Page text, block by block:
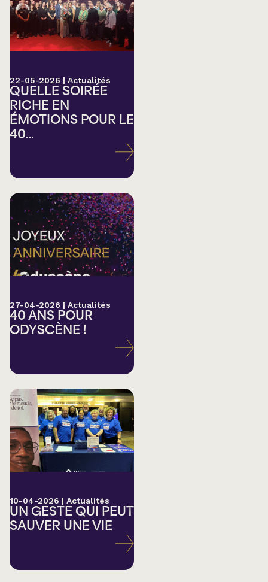
22-05-2026 | Actualités
QUELLE SOIRÉE
RICHE EN
ÉMOTIONS POUR LE
40...
27-04-2026 | Actualités
40 ANS POUR
ODYSCÈNE !
10-04-2026 | Actualités
UN GESTE QUI PEUT
SAUVER UNE VIE